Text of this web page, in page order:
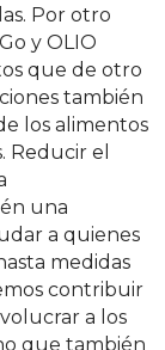
Por otro
y OLIO
que de otro
también
los alimentos
Reducir el
una
a quienes
medidas
contribuir
a los
que también